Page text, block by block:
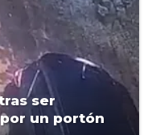
ser
un portón